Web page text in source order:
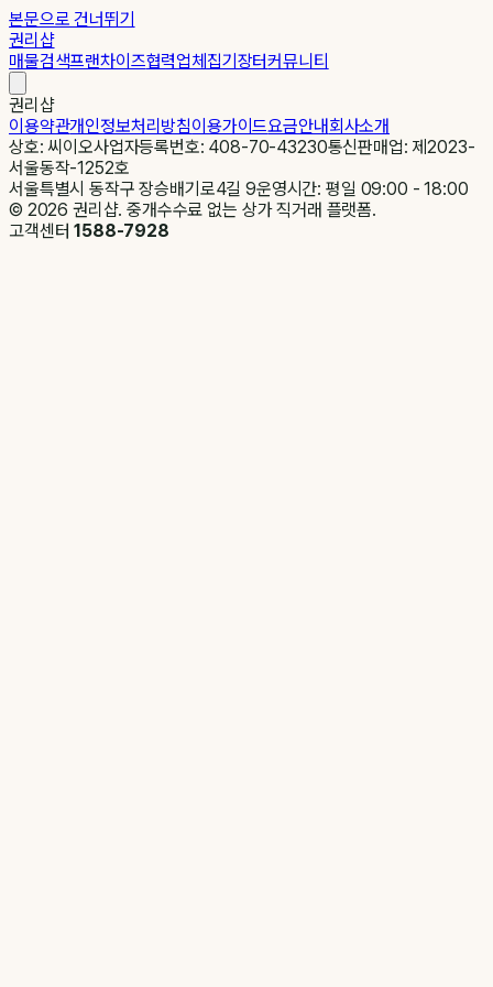
본문으로 건너뛰기
권리샵
매물검색프랜차이즈협력업체집기장터커뮤니티
권리샵
이용약관개인정보처리방침이용가이드요금안내회사소개
상호: 씨이오사업자등록번호: 408-70-43230통신판매업: 제2023-
서울동작-1252호
서울특별시 동작구 장승배기로4길 9운영시간: 평일 09:00 - 18:00
© 2026 권리샵. 중개수수료 없는 상가 직거래 플랫폼.
고객센터1588-7928